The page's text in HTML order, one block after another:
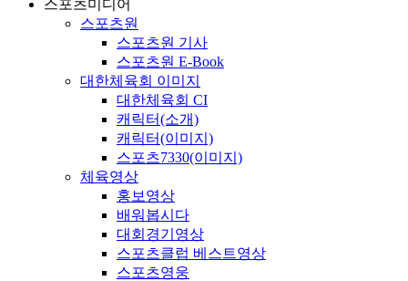
스포츠미디어
스포츠원
스포츠원 기사
스포츠원 E-Book
대한체육회 이미지
대한체육회 CI
캐릭터(소개)
캐릭터(이미지)
스포츠7330(이미지)
체육영상
홍보영상
배워봅시다
대회경기영상
스포츠클럽 베스트영상
스포츠영웅